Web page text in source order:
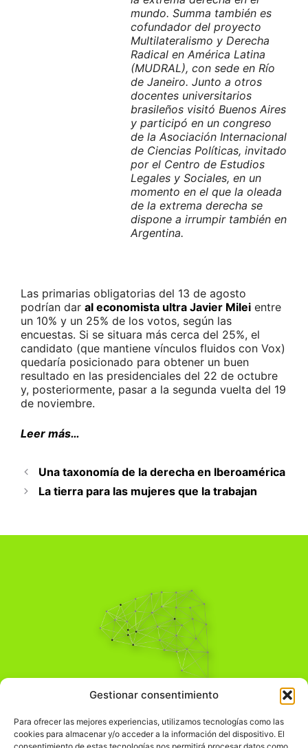
Gestionar consentimiento
Para ofrecer las mejores experiencias, utilizamos tecnologías como las
cookies para almacenar y/o acceder a la información del dispositivo. El
mundo. Summa también es
cofundador del proyecto
Multilateralismo y Derecha
Radical en América Latina
(MUDRAL), con sede en Río
de Janeiro. Junto a otros
docentes universitarios
brasileños visitó Buenos Aires
y participó en un congreso
de la Asociación Internacional
de Ciencias Políticas, invitado
por el Centro de Estudios
Legales y Sociales, en un
momento en el que la oleada
de la extrema derecha se
dispone a irrumpir también en
Argentina.
Las primarias obligatorias del 13 de agosto
podrían dar al economista ultra Javier Milei entre
un 10% y un 25% de los votos, según las
encuestas. Si se situara más cerca del 25%, el
candidato (que mantiene vínculos fluidos con Vox)
quedaría posicionado para obtener un buen
resultado en las presidenciales del 22 de octubre
y, posteriormente, pasar a la segunda vuelta del 19
de noviembre.
Leer más…
Una taxonomía de la derecha en Iberoamérica
La tierra para las mujeres que la trabajan
Pensamiento Crítico
Comprender el mundo para transformarlo.